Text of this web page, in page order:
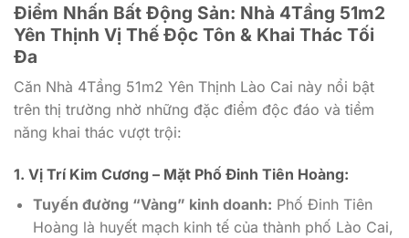
Điểm Nhấn Bất Động Sản: Nhà 4Tầng 51m2
Yên Thịnh Vị Thế Độc Tôn & Khai Thác Tối
Đa
Căn Nhà 4Tầng 51m2 Yên Thịnh Lào Cai này nổi bật
trên thị trường nhờ những đặc điểm độc đáo và tiềm
năng khai thác vượt trội:
1. Vị Trí Kim Cương – Mặt Phố Đinh Tiên Hoàng:
Tuyến đường “Vàng” kinh doanh: Phố Đinh Tiên
Hoàng là huyết mạch kinh tế của thành phố Lào Cai,